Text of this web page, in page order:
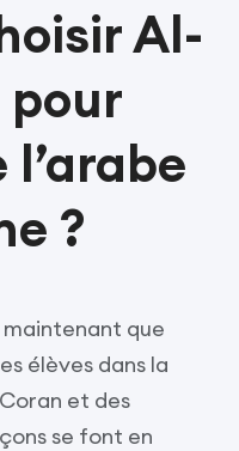
Al-
pour
?
que
élèves dans la
et des
se font en